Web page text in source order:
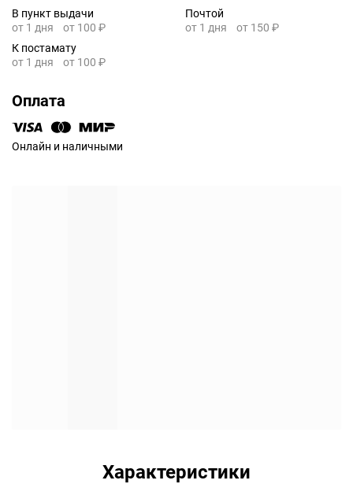
В пункт выдачи
от 1 дня
от 100 ₽
Почтой
от 1 дня
от 150 ₽
К постамату
от 1 дня
от 100 ₽
Оплата
Онлайн и наличными
Характеристики